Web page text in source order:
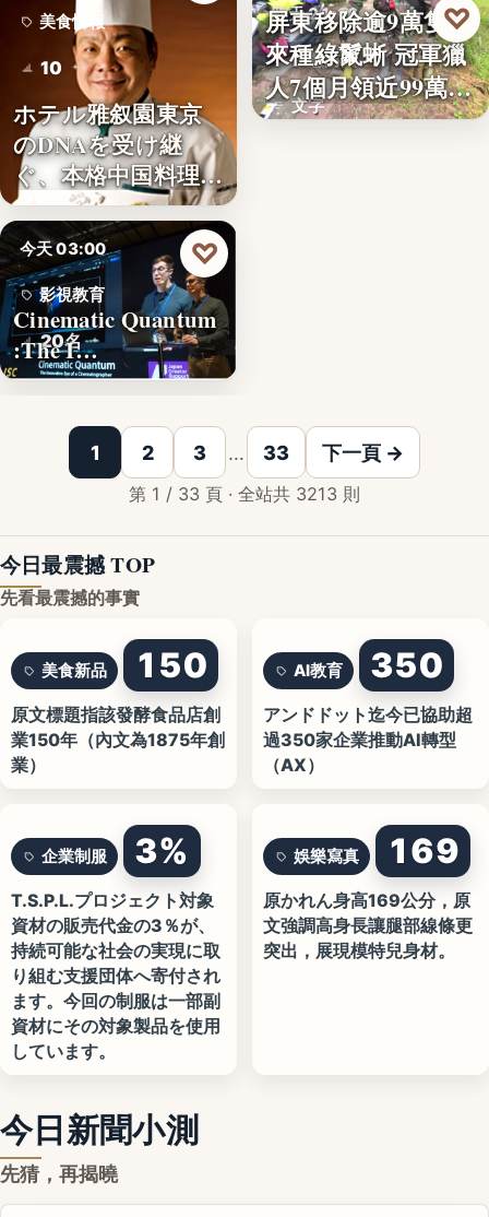
美食情報
10
ホテル雅叙園東京
のDNAを受け継
ぐ、本格中国料理店
「万福…
今天 03:00
影視教育
20名
Cinematic Quantum
:The I…
♡
昨天 21:16
生態防治
文字
屏東移除逾9萬隻外
來種綠鬣蜥 冠軍獵
人7個月領近99萬
獎…
♡
1 2 3 … 33 下一頁 →
第 1 / 33 頁 · 全站共 3213 則
今日最震撼 TOP
先看最震撼的事實
美食新品 150
原文標題指該發酵食品店創
業150年（內文為1875年創
業）
AI教育 350
アンドドット迄今已協助超
過350家企業推動AI轉型
（AX）
企業制服 3%
T.S.P.L.プロジェクト対象
資材の販売代金の3％が、
持続可能な社会の実現に取
り組む支援団体へ寄付され
ます。今回の制服は一部副
資材にその対象製品を使用
しています。
娛樂寫真 169
原かれん身高169公分，原
文強調高身長讓腿部線條更
突出，展現模特兒身材。
今日新聞小測
先猜，再揭曉